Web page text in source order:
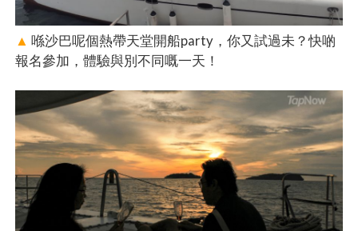
▲ 喺沙巴呢個熱帶天堂開船party，你又試過未？快啲
報名參加，體驗與別不同嘅一天！